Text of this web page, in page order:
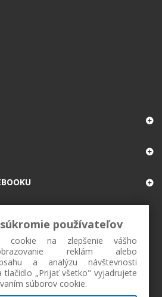
používateľov
cookie na zlepšenie vášho
reklám alebo
a analýzu návštevnosti
tlačidlo „Prijať všetko" vyjadrujete
súborov cookie.